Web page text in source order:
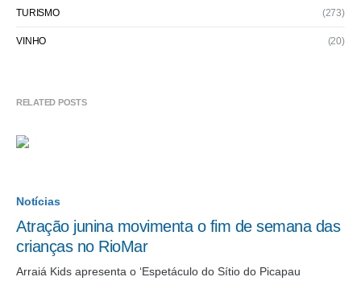
TURISMO (273)
VINHO (20)
RELATED POSTS
Notícias
Atração junina movimenta o fim de semana das
crianças no RioMar
Arraiá Kids apresenta o ‘Espetáculo do Sítio do Picapau